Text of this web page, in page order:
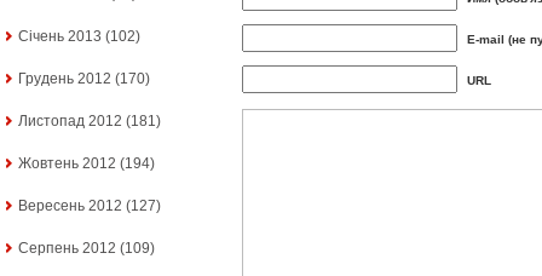
Січень 2013 (102)
Грудень 2012 (170)
Листопад 2012 (181)
Жовтень 2012 (194)
Вересень 2012 (127)
Серпень 2012 (109)
E-mail (не
URL